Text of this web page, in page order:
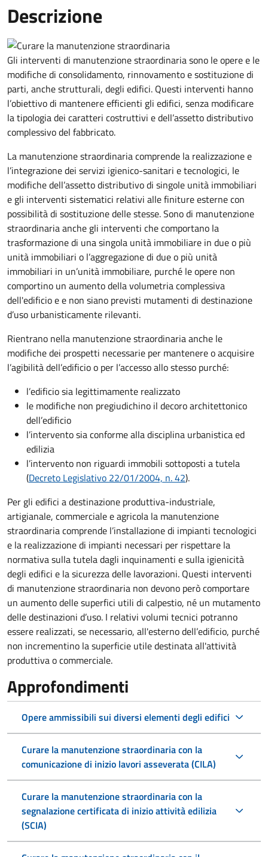
Descrizione
Gli interventi di manutenzione straordinaria sono le opere e le
modifiche di consolidamento, rinnovamento e sostituzione di
parti, anche strutturali, degli edifici. Questi interventi hanno
l’obiettivo di mantenere efficienti gli edifici, senza modificare
la tipologia dei caratteri costruttivi e dell’assetto distributivo
complessivo del fabbricato.
La manutenzione straordinaria comprende la realizzazione e
l’integrazione dei servizi igienico-sanitari e tecnologici, le
modifiche dell’assetto distributivo di singole unità immobiliari
e gli interventi sistematici relativi alle finiture esterne con
possibilità di sostituzione delle stesse. Sono di manutenzione
straordinaria anche gli interventi che comportano la
trasformazione di una singola unità immobiliare in due o più
unità immobiliari o l’aggregazione di due o più unità
immobiliari in un’unità immobiliare, purché le opere non
comportino un aumento della volumetria complessiva
dell'edificio e e non siano previsti mutamenti di destinazione
d’uso urbanisticamente rilevanti.
Rientrano nella manutenzione straordinaria anche le
modifiche dei prospetti necessarie per mantenere o acquisire
l’agibilità dell’edificio o per l’accesso allo stesso purché:
l’edificio sia legittimamente realizzato
le modifiche non pregiudichino il decoro architettonico
dell’edificio
l’intervento sia conforme alla disciplina urbanistica ed
edilizia
l’intervento non riguardi immobili sottoposti a tutela
(Decreto Legislativo 22/01/2004, n. 42).
Per gli edifici a destinazione produttiva-industriale,
artigianale, commerciale e agricola la manutenzione
straordinaria comprende l’installazione di impianti tecnologici
e la realizzazione di impianti necessari per rispettare la
normativa sulla tutela dagli inquinamenti e sulla igienicità
degli edifici e la sicurezza delle lavorazioni. Questi interventi
di manutenzione straordinaria non devono però comportare
un aumento delle superfici utili di calpestio, né un mutamento
delle destinazioni d’uso. I relativi volumi tecnici potranno
essere realizzati, se necessario, all'esterno dell’edificio, purché
non incrementino la superficie utile destinata all'attività
produttiva o commerciale.
Approfondimenti
Opere ammissibili sui diversi elementi degli edifici
Curare la manutenzione straordinaria con la
comunicazione di inizio lavori asseverata (CILA)
Curare la manutenzione straordinaria con la
segnalazione certificata di inizio attività edilizia
(SCIA)